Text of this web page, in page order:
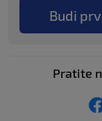
Budi
Pratite